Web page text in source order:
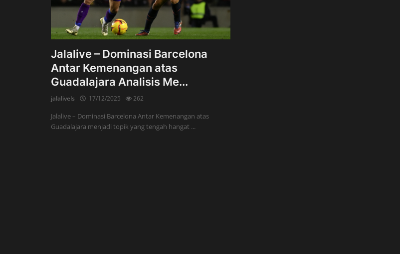
Jalalive – Dominasi Barcelona
Antar Kemenangan atas
Guadalajara Analisis Me...
jalalivels 17/12/2025 262
Jalalive – Dominasi Barcelona Antar Kemenangan atas
Guadalajara menjadi topik yang tengah hangat ...